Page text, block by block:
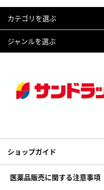
カテゴリを選ぶ
ジャンルを選ぶ
ショップガイド
医薬品販売に関する注意事項